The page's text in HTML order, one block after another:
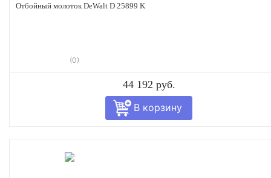
Отбойный молоток DeWalt D 25899 K
(0)
44 192 руб.